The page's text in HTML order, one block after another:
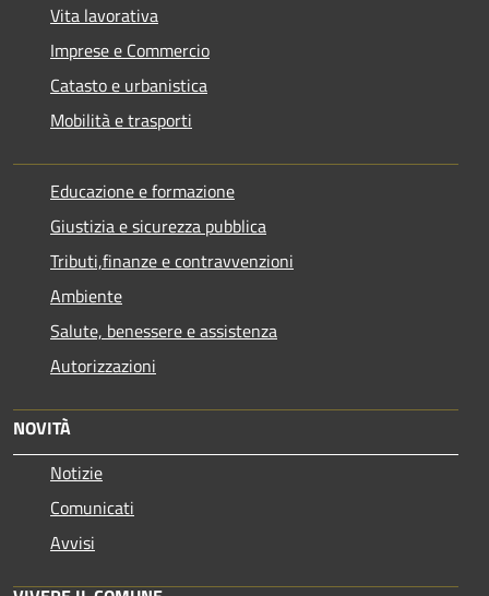
Vita lavorativa
Imprese e Commercio
Catasto e urbanistica
Mobilità e trasporti
Educazione e formazione
Giustizia e sicurezza pubblica
Tributi,finanze e contravvenzioni
Ambiente
Salute, benessere e assistenza
Autorizzazioni
NOVITÀ
Notizie
Comunicati
Avvisi